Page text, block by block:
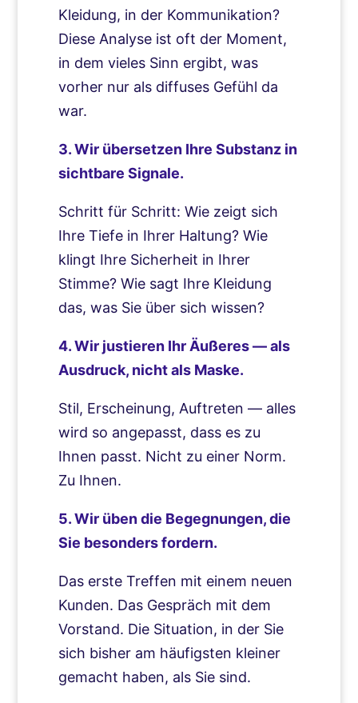
Kleidung, in der Kommunikation?
Diese Analyse ist oft der Moment,
in dem vieles Sinn ergibt, was
vorher nur als diffuses Gefühl da
war.
3. Wir übersetzen Ihre Substanz in
sichtbare Signale.
Schritt für Schritt: Wie zeigt sich
Ihre Tiefe in Ihrer Haltung? Wie
klingt Ihre Sicherheit in Ihrer
Stimme? Wie sagt Ihre Kleidung
das, was Sie über sich wissen?
4. Wir justieren Ihr Äußeres — als
Ausdruck, nicht als Maske.
Stil, Erscheinung, Auftreten — alles
wird so angepasst, dass es zu
Ihnen passt. Nicht zu einer Norm.
Zu Ihnen.
5. Wir üben die Begegnungen, die
Sie besonders fordern.
Das erste Treffen mit einem neuen
Kunden. Das Gespräch mit dem
Vorstand. Die Situation, in der Sie
sich bisher am häufigsten kleiner
gemacht haben, als Sie sind.